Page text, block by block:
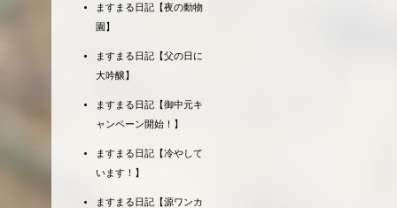
ますまる日記【夜の動物
園】
ますまる日記【父の日に
大吟醸】
ますまる日記【御中元キ
ャンペーン開始！】
ますまる日記【冷やして
います！】
ますまる日記【源ワンカ